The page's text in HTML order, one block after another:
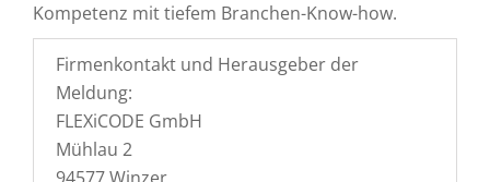
Kompetenz mit tiefem Branchen-Know-how.
Firmenkontakt und Herausgeber der
Meldung:
FLEXiCODE GmbH
Mühlau 2